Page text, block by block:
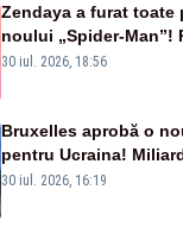
Zendaya a furat toate
noului „Spider-Man”!
pânza de păianjen a
30 iul. 2026, 18:56
Bruxelles aprobă o
pentru Ucraina!
armament și apărare
30 iul. 2026, 16:19